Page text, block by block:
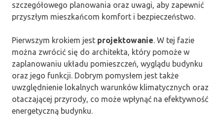
szczegółowego planowania oraz uwagi, aby zapewnić
przyszłym mieszkańcom komfort i bezpieczeństwo.
Pierwszym krokiem jest projektowanie. W tej fazie
można zwrócić się do architekta, który pomoże w
zaplanowaniu układu pomieszczeń, wyglądu budynku
oraz jego funkcji. Dobrym pomysłem jest także
uwzględnienie lokalnych warunków klimatycznych oraz
otaczającej przyrody, co może wpłynąć na efektywność
energetyczną budynku.